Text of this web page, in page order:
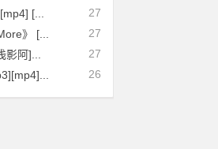
27
[...
27
》 [...
27
影阿]...
26